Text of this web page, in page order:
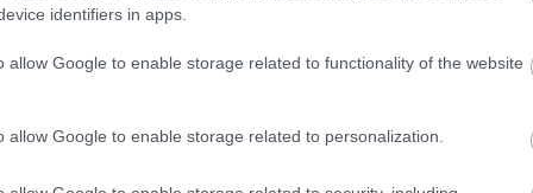
identifiers in apps.
allow Google to enable storage related to functionality of the website
allow Google to enable storage related to personalization.
15-